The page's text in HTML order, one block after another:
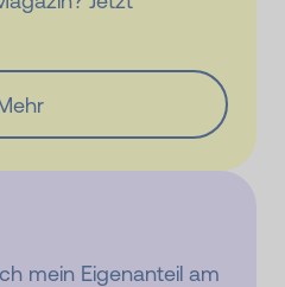
mein Eigenanteil am